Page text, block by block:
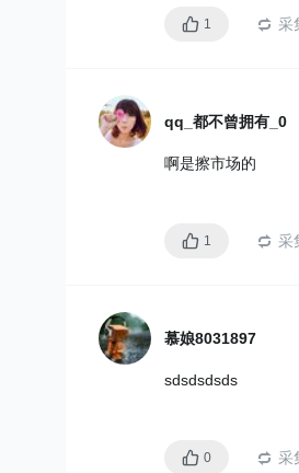
1 采
qq_都不曾拥有_0
啊是擦市场的
1 采
慕娘8031897
sdsdsdsds
0 采